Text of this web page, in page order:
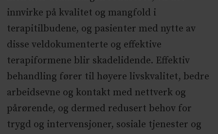
innvirke på kvalitet og mangfold i
terapitilbudene, og pasienter med nytte av
disse veldokumenterte og effektive
terapiformene blir skadelidende. Effektiv
behandling fører til høyere livskvalitet, bedre
arbeidsevne og kontakt med nettverk og
pårørende, og dermed redusert behov for
trygd og intervensjoner, sosiale tjenester og